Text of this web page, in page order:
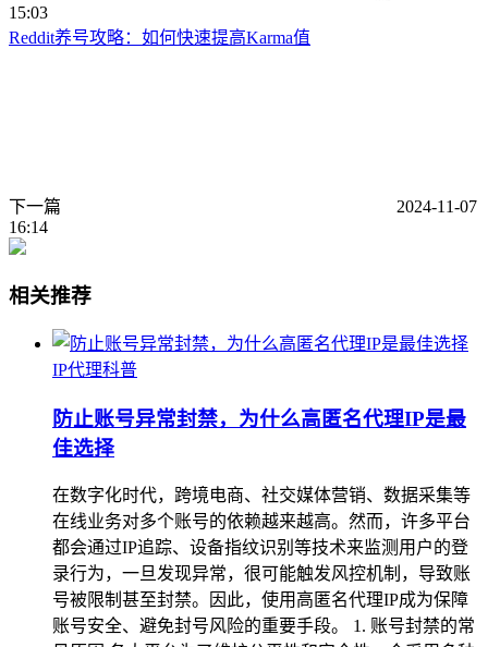
15:03
Reddit养号攻略：如何快速提高Karma值
下一篇
2024-11-07
16:14
相关推荐
IP代理科普
防止账号异常封禁，为什么高匿名代理IP是最
佳选择
在数字化时代，跨境电商、社交媒体营销、数据采集等
在线业务对多个账号的依赖越来越高。然而，许多平台
都会通过IP追踪、设备指纹识别等技术来监测用户的登
录行为，一旦发现异常，很可能触发风控机制，导致账
号被限制甚至封禁。因此，使用高匿名代理IP成为保障
账号安全、避免封号风险的重要手段。 1. 账号封禁的常